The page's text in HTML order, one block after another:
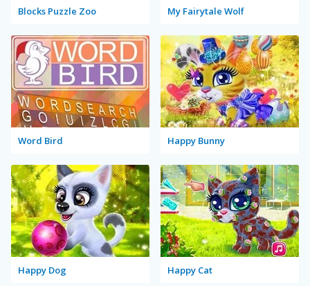
Blocks Puzzle Zoo My Fairytale Wolf
Word Bird Happy Bunny
Happy Dog Happy Cat